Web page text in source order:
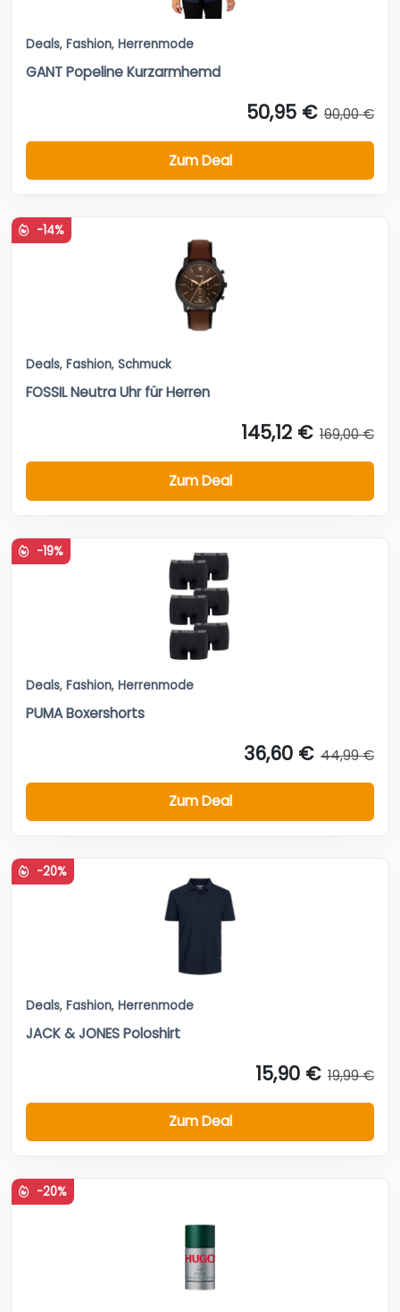
Deals, Fashion, Herrenmode
GANT Popeline Kurzarmhemd
50,95 € 90,00 €
Zum Deal
-14%
Deals, Fashion, Schmuck
FOSSIL Neutra Uhr für Herren
145,12 € 169,00 €
Zum Deal
-19%
Deals, Fashion, Herrenmode
PUMA Boxershorts
36,60 € 44,99 €
Zum Deal
-20%
Deals, Fashion, Herrenmode
JACK & JONES Poloshirt
15,90 € 19,99 €
Zum Deal
-20%